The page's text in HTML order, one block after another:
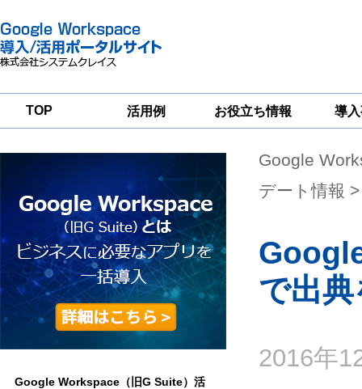
TOP 活用例 お役立ち情報
一
導
グループウェア
移行支援
Google
Workspace
セキュリティ
対策サービス
Google Workspace（旧G Suite）活
Google
デート情報
で出
2016年